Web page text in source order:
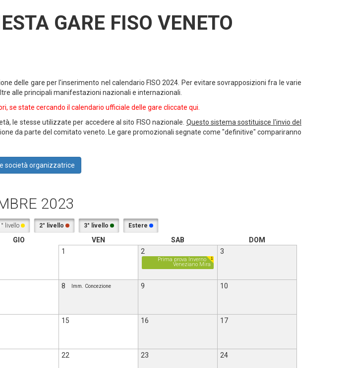
GARE FISO VENETO
delle gare per l'inserimento nel calendario FISO 2024. Per evitare sovrapposizioni fra le varie
alle principali manifestazioni nazionali e internazionali.
se state cercando il calendario ufficiale delle gare cliccate qui.
le stesse utilizzate per accedere al sito FISO nazionale. Questo sistema sostituisce l'invio del
da parte del comitato veneto. Le gare promozionali segnate come "definitive" compariranno
società organizzatrice
2023
livello 2° livello 3° livello Estere
GIO VEN SAB
DOM
1
2
1
Prima prova Inverno
Veneziano Mira
3
8 Imm. Concezione 9 10
15 16 17
22 23 24